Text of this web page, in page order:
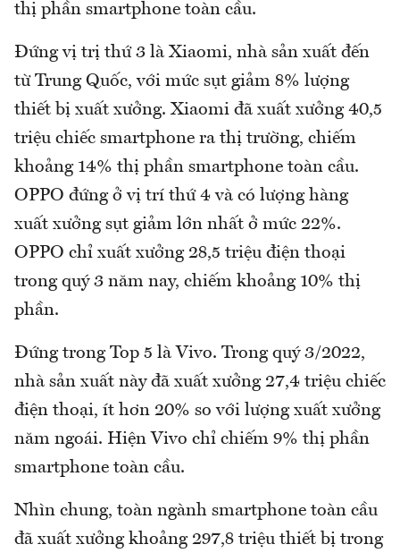
thị phần smartphone toàn cầu.
Đứng vị trị thứ 3 là Xiaomi, nhà sản xuất đến
từ Trung Quốc, với mức sụt giảm 8% lượng
thiết bị xuất xưởng. Xiaomi đã xuất xưởng 40,5
triệu chiếc smartphone ra thị trường, chiếm
khoảng 14% thị phần smartphone toàn cầu.
OPPO đứng ở vị trí thứ 4 và có lượng hàng
xuất xưởng sụt giảm lớn nhất ở mức 22%.
OPPO chỉ xuất xưởng 28,5 triệu điện thoại
trong quý 3 năm nay, chiếm khoảng 10% thị
phần.
Đứng trong Top 5 là Vivo. Trong quý 3/2022,
nhà sản xuất này đã xuất xưởng 27,4 triệu chiếc
điện thoại, ít hơn 20% so với lượng xuất xưởng
năm ngoái. Hiện Vivo chỉ chiếm 9% thị phần
smartphone toàn cầu.
Nhìn chung, toàn ngành smartphone toàn cầu
đã xuất xưởng khoảng 297,8 triệu thiết bị trong